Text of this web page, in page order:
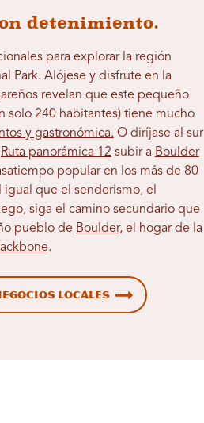
detenimiento.
para explorar la región
Park. Alójese y disfrute en la
revelan que este pequeño
solo 240 habitantes) tiene mucho
y gastronómica. O diríjase al sur
Ruta panorámica 12 subir a Boulder
popular en los más de 80
igual que el senderismo, el
siga el camino secundario que
pueblo de Boulder,el hogar de la
.
locales